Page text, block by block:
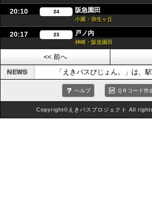
20:10 24 阪急園田
小園・弥生ヶ丘
20:17 23 戸ノ内
神崎・阪急園田
<< 前へ
「えきバスびじょん。」は、
ヘルプ ＱＲコード作
Copyright©えきバスプロジェクト All